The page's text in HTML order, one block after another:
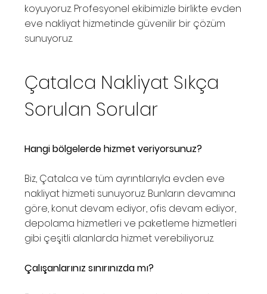
koyuyoruz. Profesyonel ekibimizle birlikte evden
eve nakliyat hizmetinde güvenilir bir çözüm
sunuyoruz.
Çatalca Nakliyat Sıkça
Sorulan Sorular
Hangi bölgelerde hizmet veriyorsunuz?
Biz, Çatalca ve tüm ayrıntılarıyla evden eve
nakliyat hizmeti sunuyoruz. Bunların devamına
göre, konut devam ediyor, ofis devam ediyor,
depolama hizmetleri ve paketleme hizmetleri
gibi çeşitli alanlarda hizmet verebiliyoruz.
Çalışanlarınız sınırınızda mı?